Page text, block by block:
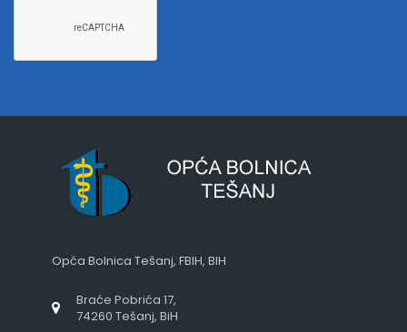
Opća Bolnica Tešanj, FBIH, BIH
Braće Pobrića 17,
74260 Tešanj, BiH